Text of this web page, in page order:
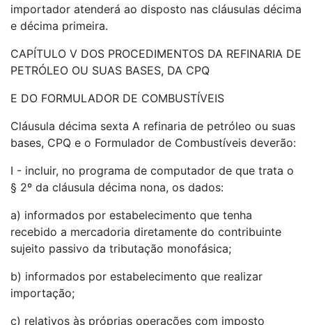
importador atenderá ao disposto nas cláusulas décima
e décima primeira.
CAPÍTULO V DOS PROCEDIMENTOS DA REFINARIA DE
PETRÓLEO OU SUAS BASES, DA CPQ
E DO FORMULADOR DE COMBUSTÍVEIS
Cláusula décima sexta A refinaria de petróleo ou suas
bases, CPQ e o Formulador de Combustíveis deverão:
I - incluir, no programa de computador de que trata o
§ 2º da cláusula décima nona, os dados:
a) informados por estabelecimento que tenha
recebido a mercadoria diretamente do contribuinte
sujeito passivo da tributação monofásica;
b) informados por estabelecimento que realizar
importação;
c) relativos às próprias operações com imposto